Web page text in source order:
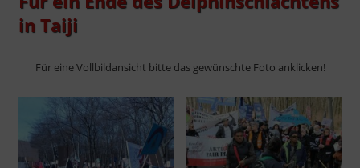
in Taiji
Für eine Vollbildansicht bitte das gewünschte Foto anklicken!